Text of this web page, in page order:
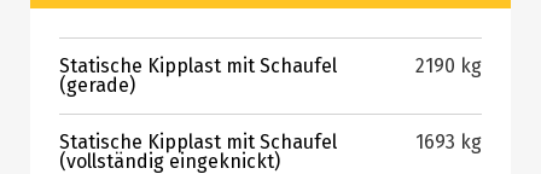
Statische Kipplast mit Schaufel
(gerade)
2190 kg
Statische Kipplast mit Schaufel
(vollständig eingeknickt)
1693 kg